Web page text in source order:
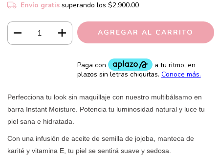
Envío gratis superando los $2,900.00
Perfecciona tu look sin maquillaje con nuestro multibálsamo en
barra Instant Moisture. Potencia tu luminosidad natural y luce tu
piel sana e hidratada.
Con una infusión de aceite de semilla de jojoba, manteca de
karité y vitamina E, tu piel se sentirá suave y sedosa.